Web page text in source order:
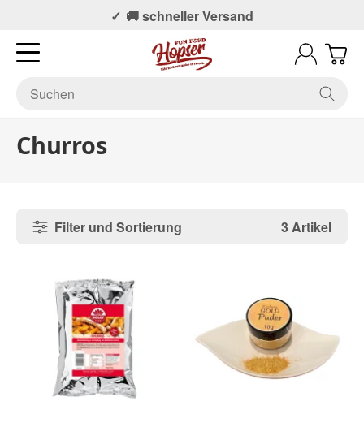
📞 Persönlicher Support🚚 schneller Versand
Churros
Filter und Sortierung 3 Artikel